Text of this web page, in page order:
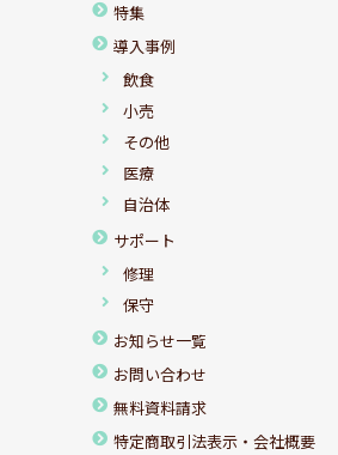
特集
導入事例
飲食
小売
その他
医療
自治体
サポート
修理
保守
お知らせ一覧
お問い合わせ
無料資料請求
特定商取引法表示・会社概要